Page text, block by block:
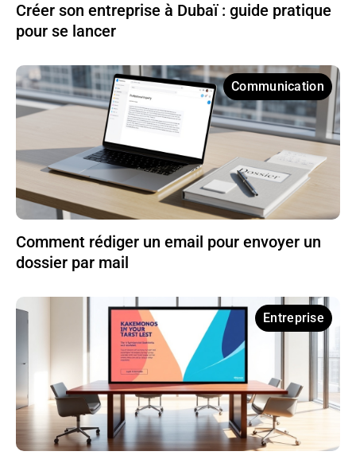
Créer son entreprise à Dubaï : guide pratique
pour se lancer
Communication
Comment rédiger un email pour envoyer un
dossier par mail
Entreprise